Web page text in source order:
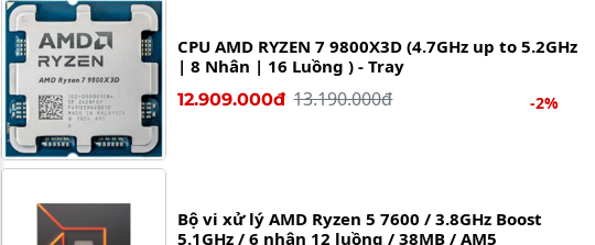
CPU AMD RYZEN 7 9800X3D (4.7GHz up to 5.2GHz
| 8 Nhân | 16 Luồng ) - Tray
12.909.000đ 13.190.000đ -2%
Bộ vi xử lý AMD Ryzen 5 7600 / 3.8GHz Boost
5.1GHz / 6 nhân 12 luồng / 38MB / AM5